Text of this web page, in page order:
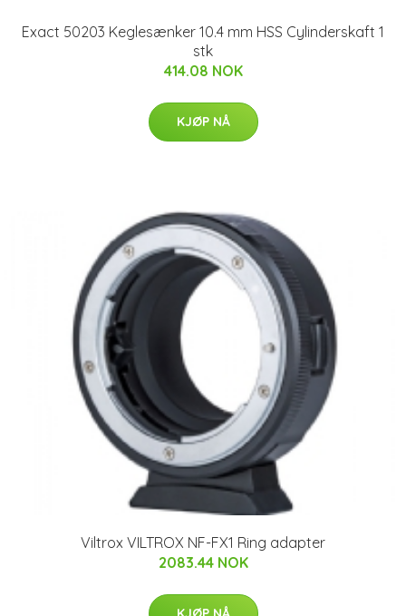
Exact 50203 Keglesænker 10.4 mm HSS Cylinderskaft 1
stk
414.08 NOK
KJØP NÅ
Viltrox VILTROX NF-FX1 Ring adapter
2083.44 NOK